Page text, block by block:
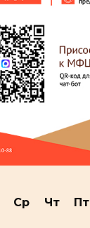
Ср Чт Пт